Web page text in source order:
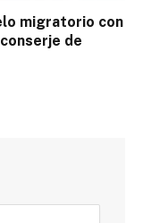
migratorio con
de